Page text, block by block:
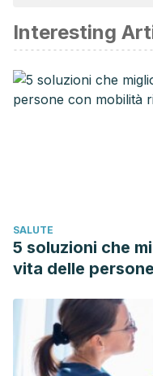
Bricarello LP.,
al., Effects of the
(DASH) diet on
adolescents: a
feeding (16/8) on
body composition,
factors in resistance
Mellina V., Craig W.,
nutrition and
Academy of Nutrition
Khaleova H., Levin S.,
Interesting
SALUTE
5 soluzioni che
vita delle